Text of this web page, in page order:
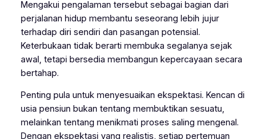
Mengakui pengalaman tersebut sebagai bagian dari
perjalanan hidup membantu seseorang lebih jujur
terhadap diri sendiri dan pasangan potensial.
Keterbukaan tidak berarti membuka segalanya sejak
awal, tetapi bersedia membangun kepercayaan secara
bertahap.
Penting pula untuk menyesuaikan ekspektasi. Kencan di
usia pensiun bukan tentang membuktikan sesuatu,
melainkan tentang menikmati proses saling mengenal.
Dengan ekspektasi yang realistis, setiap pertemuan